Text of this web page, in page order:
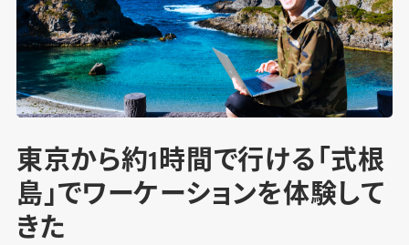
東京から約1時間で行ける「式根
島」でワーケーションを体験して
きた